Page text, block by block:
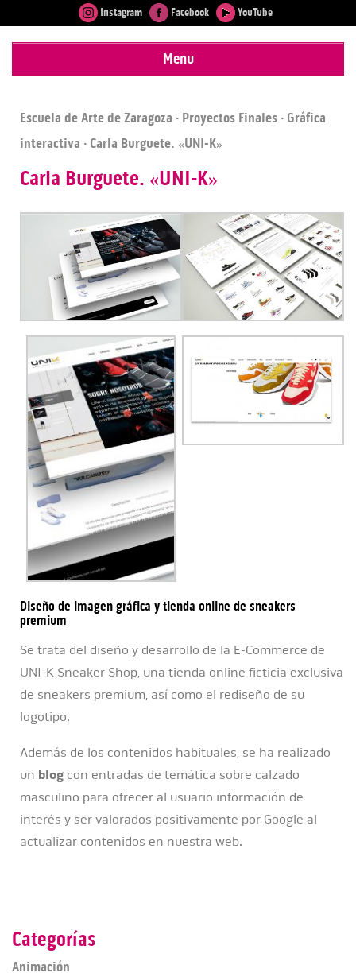
Instagram Facebook YouTube
Menu
Escuela de Arte de Zaragoza · Proyectos Finales · Gráfica
interactiva · Carla Burguete. «UNI-K»
Carla Burguete. «UNI-K»
Diseño de imagen gráfica y tienda online de sneakers
premium
Se trata del diseño y desarrollo de la E-Commerce de
UNI-K Sneaker Shop, una tienda online ficticia exclusiva
de sneakers premium, así como el rediseño de su
logotipo.
Además de los contenidos habituales, se ha realizado
un blog con entradas de temática sobre calzado
masculino para ofrecer al usuario información de
interés y ser valorados positivamente por Google al
actualizar contenidos en nuestra web.
Categorías
Animación